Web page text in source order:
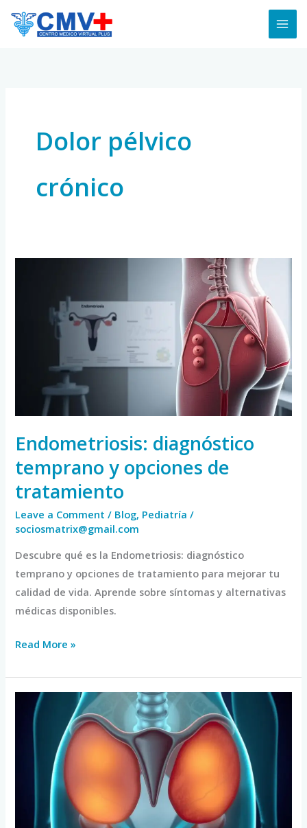
Dolor pélvico
crónico
Endometriosis: diagnóstico
temprano y opciones de
tratamiento
Leave a Comment / Blog, Pediatría /
sociosmatrix@gmail.com
Descubre qué es la Endometriosis: diagnóstico
temprano y opciones de tratamiento para mejorar tu
calidad de vida. Aprende sobre síntomas y alternativas
médicas disponibles.
temprano
opciones
tratamiento
Read More »
Endometriosis:
Síntomas,
Diagnóstico
Opciones
Tratamiento